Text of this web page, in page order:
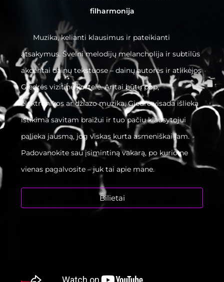
filharmonija
Muzika, kelianti klausimus ir pateikianti
atsakymus. Švelni melodijų melancholija ir subtilūs
akcentai dainų tekstuose – dainų autorės ir atlikėjos
Giedrės vizitinė kortelė. Ar tai būtų pop,
elektronikos ar džiazo muzika, Giedrė visada išlieka
ištikima savitam braižui ir tuo pačiu klausytojui
palieka jausmą, jog viskas kurta asmeniškai jam.
Padovanokite sau įsimintiną vakarą, po kurio ne
vienas pagalvosite – juk tai apie mane.
Bilietai